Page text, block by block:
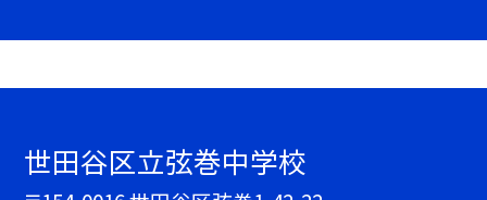
世田谷区立弦巻中学校